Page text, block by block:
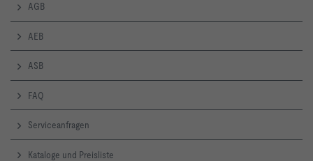
AGB
AEB
ASB
FAQ
Serviceanfragen
Kataloge und Preisliste